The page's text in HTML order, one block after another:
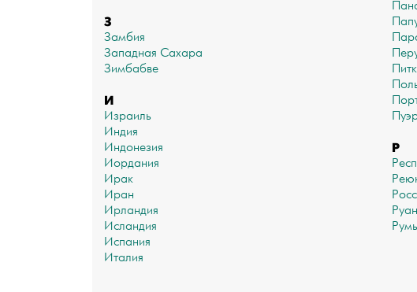
З
Замбия
Западная Сахара
Зимбабве
И
Израиль
Индия
Индонезия
Иордания
Ирак
Иран
Ирландия
Исландия
Испания
Италия
Р